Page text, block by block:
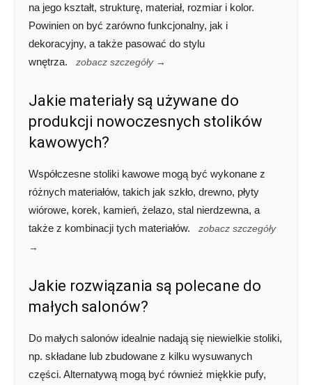
na jego kształt, strukturę, materiał, rozmiar i kolor.
Powinien on być zarówno funkcjonalny, jak i
dekoracyjny, a także pasować do stylu
wnętrza.
zobacz szczegóły →
Jakie materiały są używane do
produkcji nowoczesnych stolików
kawowych?
Współczesne stoliki kawowe mogą być wykonane z
różnych materiałów, takich jak szkło, drewno, płyty
wiórowe, korek, kamień, żelazo, stal nierdzewna, a
także z kombinacji tych materiałów.
zobacz szczegóły
→
Jakie rozwiązania są polecane do
małych salonów?
Do małych salonów idealnie nadają się niewielkie stoliki,
np. składane lub zbudowane z kilku wysuwanych
części. Alternatywą mogą być również miękkie pufy,